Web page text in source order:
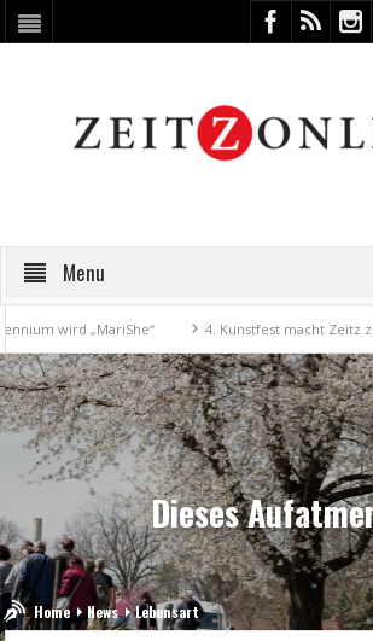
Menu
Kunstfest macht Zeitz zum Kunstwerk Museum
Dieses
Home News Lebensart